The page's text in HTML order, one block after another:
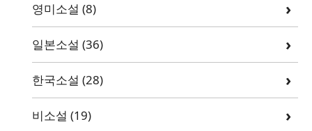
영미소설 (8)
일본소설 (36)
한국소설 (28)
비소설 (19)